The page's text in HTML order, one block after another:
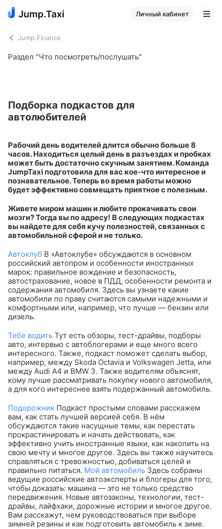
Личный кабинет
Jump.Finance
Раздел "Что посмотреть/послушать"
Подборка подкастов для
автолюбителей
Рабочий день водителей длится обычно больше 8
часов. Находиться целый день в разъездах и пробках
может быть достаточно скучным занятием. Команда
JumpTaxi подготовила для вас кое-что интересное и
познавательное. Теперь во время работы можно
будет эффективно совмещать приятное с полезным.
Живете миром машин и любите прокачивать свои
мозги? Тогда вы по адресу! В следующих подкастах
вы найдете для себя кучу полезностей, связанных с
автомобильной сферой и не только.
Автоклуб В «Автоклубе» обсуждаются в основном
российский автопром и особенности иностранных
марок: правильное вождение и безопасность,
автострахование, новое в ПДД, особенности ремонта и
содержания автомобиля. Здесь вы узнаете какие
автомобили по праву считаются самыми надежными и
комфортными или, например, что лучше — бензин или
дизель.
Тебе водить Тут есть обзоры, тест-драйвы, подборы
авто, интервью с автоблогерами и еще много всего
интересного. Также, подкаст поможет сделать выбор,
например, между Skoda Octavia и Volkswagen Jetta, или
между Audi A4 и BMW 3. Также водителям объяснят,
кому лучше рассматривать покупку нового автомобиля,
а для кого интереснее взять подержанный автомобиль.
Подорожник Подкаст простыми словами расскажем
вам, как стать лучшей версией себя. В нём
обсуждаются такие насущные темы, как перестать
прокрастинировать и начать действовать, как
эффективно учить иностранные языки, как накопить на
свою мечту и многое другое. Здесь вы также научитесь
справляться с тревожностью, добиваться целей и
правильно питаться. Мой автомобиль Здесь собраны
ведущие российские автоэксперты и блогеры для того,
чтобы доказать: машина — это не только средство
передвижения. Новые автозаконы, технологии, тест-
драйвы, лайфхаки, дорожные истории и многое другое.
Вам расскажут, чем руководствоваться при выборе
зимней резины и как подготовить автомобиль к зиме.